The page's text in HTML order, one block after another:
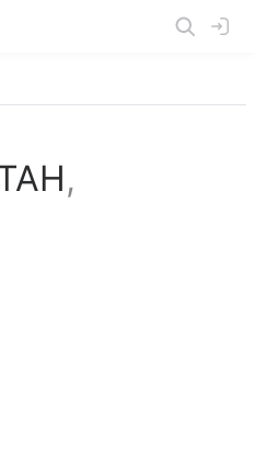
,